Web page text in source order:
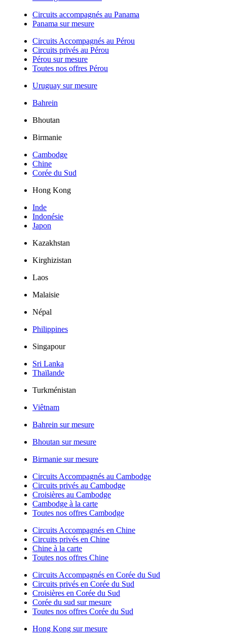
Circuits accompagnés au Panama
Panama sur mesure
Circuits Accompagnés au Pérou
Circuits privés au Pérou
Pérou sur mesure
Toutes nos offres Pérou
Uruguay sur mesure
Bahrein
Bhoutan
Birmanie
Cambodge
Chine
Corée du Sud
Hong Kong
Inde
Indonésie
Japon
Kazakhstan
Kirghizistan
Laos
Malaisie
Népal
Philippines
Singapour
Sri Lanka
Thaïlande
Turkménistan
Viêtnam
Bahrein sur mesure
Bhoutan sur mesure
Birmanie sur mesure
Circuits Accompagnés au Cambodge
Circuits privés au Cambodge
Croisières au Cambodge
Cambodge à la carte
Toutes nos offres Cambodge
Circuits Accompagnés en Chine
Circuits privés en Chine
Chine à la carte
Toutes nos offres Chine
Circuits Accompagnés en Corée du Sud
Circuits privés en Corée du Sud
Croisières en Corée du Sud
Corée du sud sur mesure
Toutes nos offres Corée du Sud
Hong Kong sur mesure